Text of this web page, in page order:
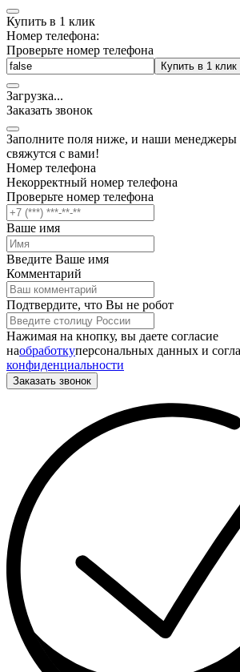
Купить в 1 клик
Номер телефона:
Проверьте номер телефона
Купить в 1 клик
Загрузка...
Заказать звонок
Заполните поля ниже, и наши менеджеры
свяжутся с вами!
Номер телефона
Некорректный номер телефона
Проверьте номер телефона
Ваше имя
Введите Ваше имя
Комментарий
Подтвердите, что Вы не робот
Нажимая на кнопку, вы даете согласие
наобработкуперсональных данных и
конфиденциальности
Заказать звонок